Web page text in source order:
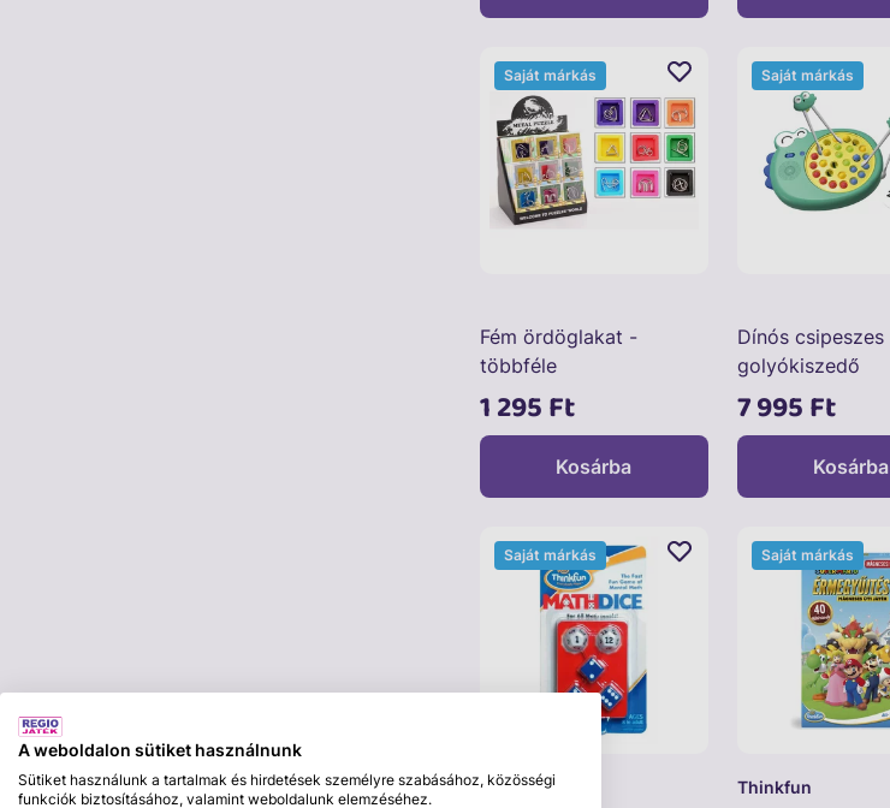
Fém ördöglakat -
többféle
1 295 Ft
Saját márkás
Kosárba
Dínós csipeszes
golyókiszedő
7 995 Ft
Saját márkás
Kosárba
Thinkfun
Saját márkás
Thinkfun
Saját márkás
A weboldalon sütiket használnunk
Sütiket használunk a tartalmak és hirdetések személyre szabásához, közösségi
funkciók biztosításához, valamint weboldalunk elemzéséhez.